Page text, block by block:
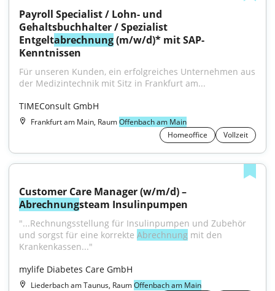
Payroll Specialist / Lohn- und
Gehaltsbuchhalter / Spezialist
Entgeltabrechnung (m/w/d)* mit SAP-
Kenntnissen
Für unseren Kunden, ein erfolgreiches Unternehmen aus
der Medizintechnik mit Sitz in Frankfurt am...
TIMEConsult GmbH
Frankfurt am Main, RaumOffenbach am Main
Homeoffice
Vollzeit
Abrechnungsteam Insulinpumpen
"...Rechnungsstellung für Insulinpumpen und Zubehör
und sorgst für eine korrekte Abrechnung mit den
Krankenkassen..."
mylife Diabetes Care GmbH
Liederbach am Taunus, RaumOffenbach am Main